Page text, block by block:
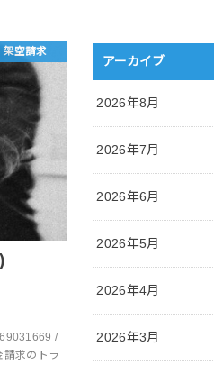
架空請求
/
求のトラ
アーカイブ
2026年8月
2026年7月
2026年6月
2026年5月
2026年4月
2026年3月